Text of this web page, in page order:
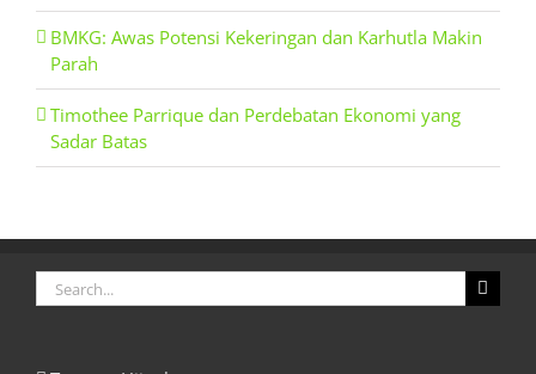
BMKG: Awas Potensi Kekeringan dan Karhutla Makin
Parah
Timothee Parrique dan Perdebatan Ekonomi yang
Sadar Batas
Search
for: